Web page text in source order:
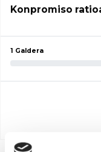
Konpromiso
1 Galdera